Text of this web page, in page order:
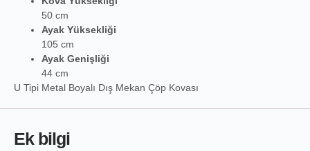
50 cm
Ayak Yüksekliği
105 cm
Ayak Genişliği
44 cm
U Tipi Metal Boyalı Dış Mekan Çöp Kovası
Ek bilgi